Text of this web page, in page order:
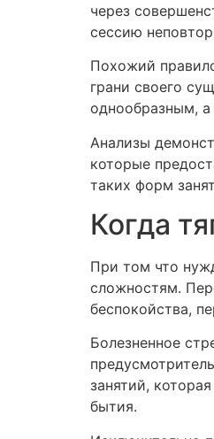
через
сессию
Похожий
грани своего
однообразным,
Анализы
которые
таких форм
Когда
При том что
сложностям.
беспокойства,
Болезненное
занятий,
бытия.